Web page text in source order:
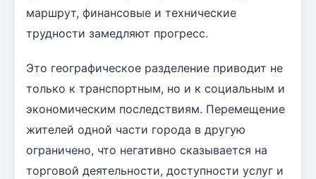
маршрут, финансовые и технические
трудности замедляют прогресс.
Это географическое разделение приводит не
только к транспортным, но и к социальным и
экономическим последствиям. Перемещение
жителей одной части города в другую
ограничено, что негативно сказывается на
торговой деятельности, доступности услуг и